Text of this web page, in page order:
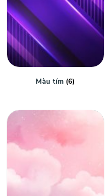
Màu tím (6)